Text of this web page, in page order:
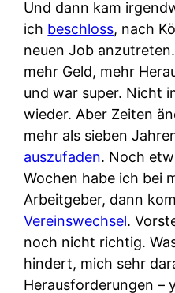
Und dann kam
ich beschloss, nach
neuen Job
mehr Geld, mehr
und war super. Nicht
wieder. Aber Zeiten
mehr als sieben
auszufaden. Noch
Wochen habe ich bei
Arbeitgeber, dann
Vereinswechsel.
noch nicht richtig.
hindert, mich sehr
Herausforderungen –